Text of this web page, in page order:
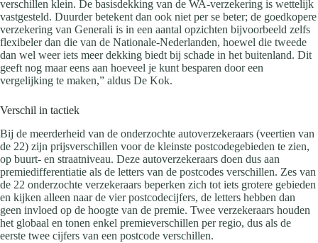
verschillen klein. De basisdekking van de WA-verzekering is wettelijk
vastgesteld. Duurder betekent dan ook niet per se beter; de goedkopere
verzekering van Generali is in een aantal opzichten bijvoorbeeld zelfs
flexibeler dan die van de Nationale-Nederlanden, hoewel die tweede
dan wel weer iets meer dekking biedt bij schade in het buitenland. Dit
geeft nog maar eens aan hoeveel je kunt besparen door een
vergelijking te maken,” aldus De Kok.
Verschil in tactiek
Bij de meerderheid van de onderzochte autoverzekeraars (veertien van
de 22) zijn prijsverschillen voor de kleinste postcodegebieden te zien,
op buurt- en straatniveau. Deze autoverzekeraars doen dus aan
premiedifferentiatie als de letters van de postcodes verschillen. Zes van
de 22 onderzochte verzekeraars beperken zich tot iets grotere gebieden
en kijken alleen naar de vier postcodecijfers, de letters hebben dan
geen invloed op de hoogte van de premie. Twee verzekeraars houden
het globaal en tonen enkel premieverschillen per regio, dus als de
eerste twee cijfers van een postcode verschillen.